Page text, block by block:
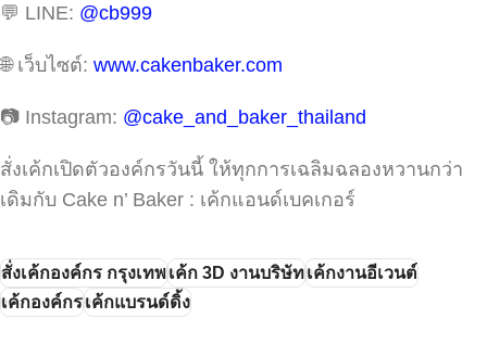
💬 LINE: @cb999
🌐 เว็บไซต์: www.cakenbaker.com
📷 Instagram: @cake_and_baker_thailand
สั่งเค้กเปิดตัวองค์กรวันนี้ ให้ทุกการเฉลิมฉลองหวานกว่า
เดิมกับ Cake n’ Baker : เค้กแอนด์เบคเกอร์
สั่งเค้กองค์กร กรุงเทพเค้ก 3D งานบริษัทเค้กงานอีเวนต์
เค้กองค์กรเค้กแบรนด์ดิ้ง